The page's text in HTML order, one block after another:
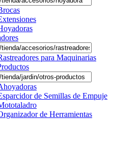
para Maquinarias
de Semillas de Empuje
de Herramientas